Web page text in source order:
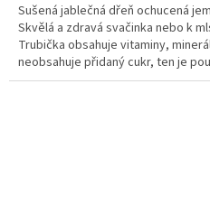
Sušená jablečná dřeň ochucená
Skvělá a zdravá svačinka nebo k
Trubička obsahuje vitaminy,
neobsahuje přidaný cukr, ten je
trubička obsahuje přidaného cukru